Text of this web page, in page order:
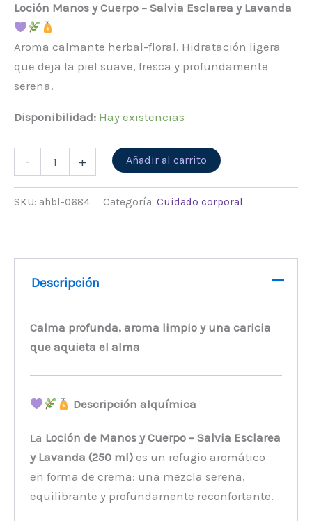
Loción Manos y Cuerpo – Salvia Esclarea y Lavanda
Aroma calmante herbal-floral. Hidratación ligera
que deja la piel suave, fresca y profundamente
serena.
Disponibilidad: Hay existencias
- + Añadir al carrito
SKU: ahbl-0684 Categoría: Cuidado corporal
Descripción
Calma profunda, aroma limpio y una caricia
que aquieta el alma
Descripción alquímica
La Loción de Manos y Cuerpo – Salvia Esclarea
y Lavanda (250 ml) es un refugio aromático
en forma de crema: una mezcla serena,
equilibrante y profundamente reconfortante.